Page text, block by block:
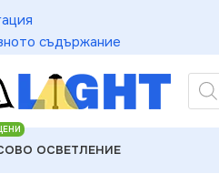
съдържание
ОСВЕТЛЕНИЕ